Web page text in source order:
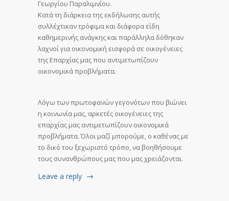
Γεωργίου Παραλιμνίου.
Κατά τη διάρκεια της εκδήλωσης αυτής
συλλέχτικαν τρόφιμα και διάφορα είδη
καθημερινής ανάγκης και παράλληλα δόθηκαν
λαχνοί για οικονομική εισφορά σε οικογένειες
της Επαρχίας μας που αντιμετωπίζουν
οικονομικά προβλήματα.
Λόγω των πρωτοφανών γεγονότων που βιώνει
η κοινωνία μας, αρκετές οικογένειες της
επαρχίας μας αντιμετωπίζουν οικονομικά
προβλήματα. Όλοι μαζί μπορούμε, ο καθένας με
το δικό του ξεχωριστό τρόπο, να βοηθήσουμε
τους συνανθρώπους μας που μας χρειάζονται.
Leave a reply